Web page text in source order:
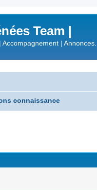
Team |
| Annonces...
connaissance